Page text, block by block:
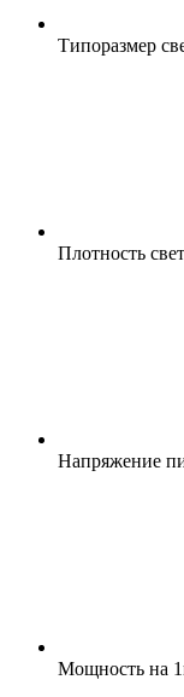
Типоразмер
Плотность
Напряжение
Мощность на